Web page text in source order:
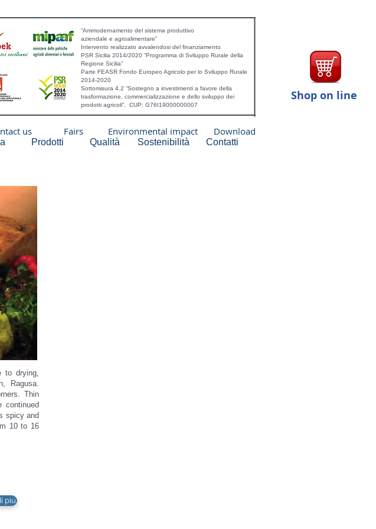
“Ammodernamento del sistema produttivo
aziendale e agroalimentare”
Intervento realizzato avvalendosi del finanziamento
PSR Sicilia 2014/2020 “Programma di Sviluppo Rurale della
Regione Sicilia”
Parte FEASR Fondo Europeo Agricolo per lo Sviluppo Rurale
2014-2020
Sottomisura 4.2 “Sostegno a investimenti a favore della
trasformazione, commercializzazione e dello sviluppo dei
prodotti agricoli”. CUP: G76I19000000007
Shop on line
Prodotti Qualità Sostenibilità Contatti
us Fairs Environmental impact Download
to drying,
Ragusa.
Thin
continued
spicy and
10 to 16
più